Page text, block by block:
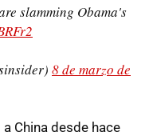
slamming Obama's
8 de marzo de
China desde hace